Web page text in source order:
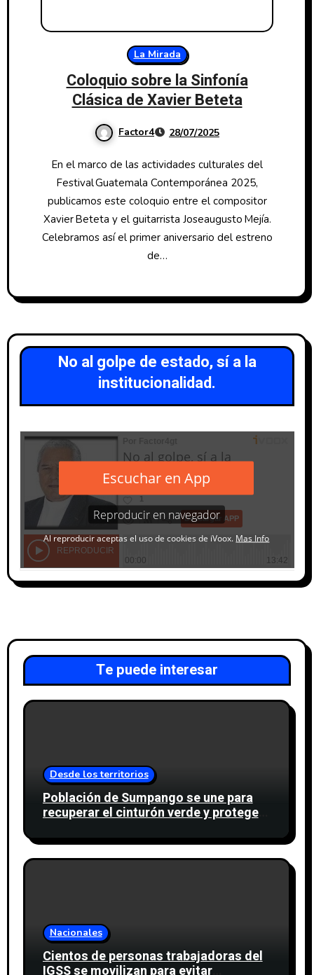
La Mirada
Coloquio sobre la Sinfonía
Clásica de Xavier Beteta
Factor4 28/07/2025
En el marco de las actividades culturales del
Festival Guatemala Contemporánea 2025,
publicamos este coloquio entre el compositor
Xavier Beteta y el guitarrista Joseaugusto Mejía.
Celebramos así el primer aniversario del estreno
de…
No al golpe de estado, sí a la
institucionalidad.
Te puede interesar
Desde los territorios
Población de Sumpango se une para
recuperar el cinturón verde y proteger
Nacionales
Cientos de personas trabajadoras del
IGSS se movilizan para evitar